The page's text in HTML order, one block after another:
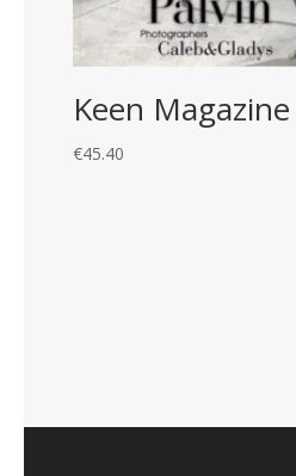
Keen Magazine
€45.40